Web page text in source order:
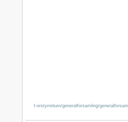
f-orstyrrelsen/generalforsamling/